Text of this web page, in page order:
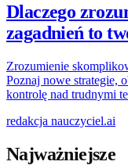
Dlaczego
zagadnień to
Zrozumienie
Poznaj nowe strategie,
kontrolę nad trudnymi
redakcja nauczyciel.ai
Najważniejsze